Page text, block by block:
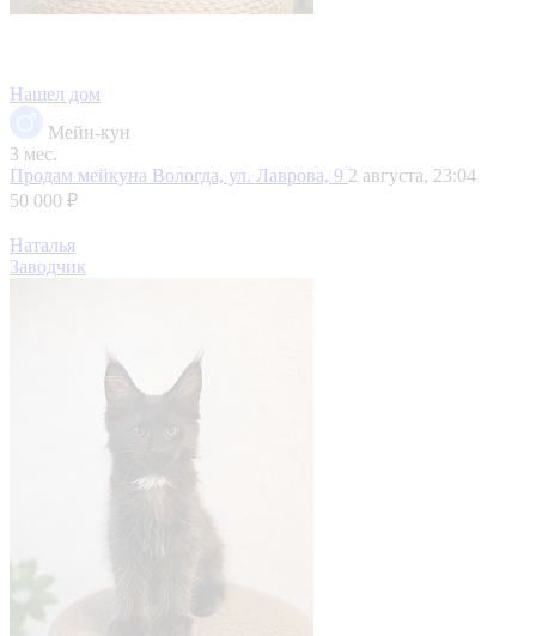
Нашел дом
Мейн-кун
3 мес.
Продам мейкуна Вологда, ул. Лаврова, 9 2 августа, 23:04
50 000 ₽
Наталья
Заводчик